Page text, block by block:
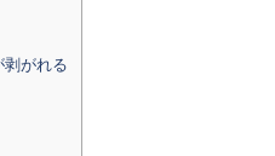
がれる